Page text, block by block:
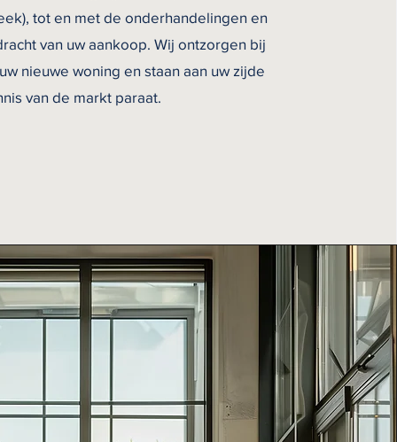
tot en met de onderhandelingen en
van uw aankoop. Wij ontzorgen bij
nieuwe woning en staan aan uw zijde
van de markt paraat.